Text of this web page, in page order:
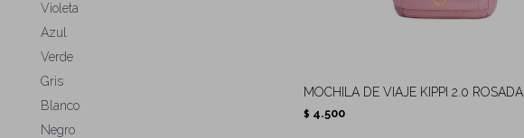
MOCHILA DE VIAJE KIPPI 2.0 ROSADA
$ 4.500
Violeta
Azul
Verde
Gris
Blanco
Negro